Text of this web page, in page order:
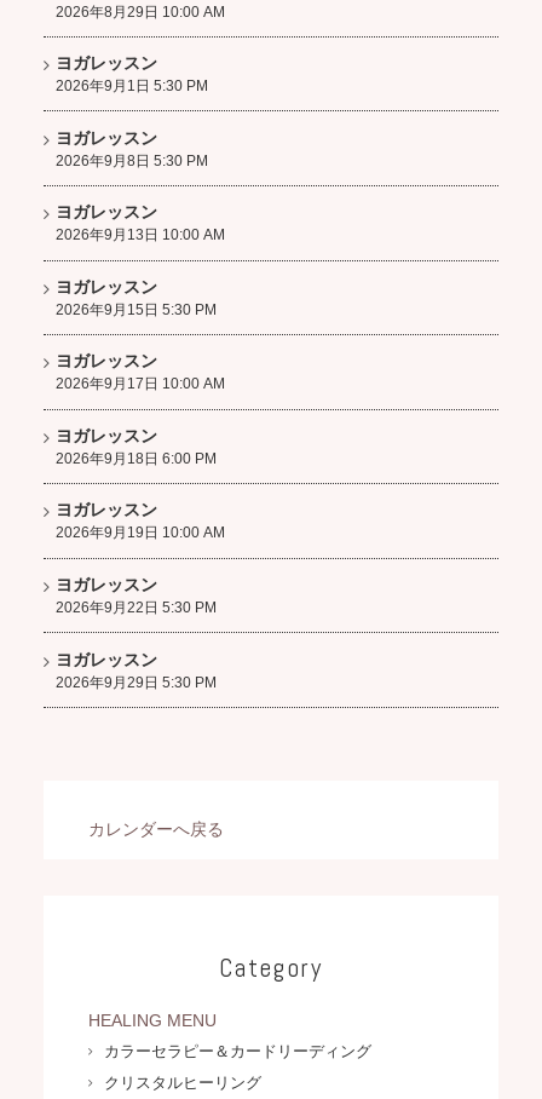
2026年8月29日 10:00 AM
ヨガレッスン
2026年9月1日 5:30 PM
ヨガレッスン
2026年9月8日 5:30 PM
ヨガレッスン
2026年9月13日 10:00 AM
ヨガレッスン
2026年9月15日 5:30 PM
ヨガレッスン
2026年9月17日 10:00 AM
ヨガレッスン
2026年9月18日 6:00 PM
ヨガレッスン
2026年9月19日 10:00 AM
ヨガレッスン
2026年9月22日 5:30 PM
ヨガレッスン
2026年9月29日 5:30 PM
カレンダーへ戻る
Category
HEALING MENU
カラーセラピー＆カードリーディング
クリスタルヒーリング